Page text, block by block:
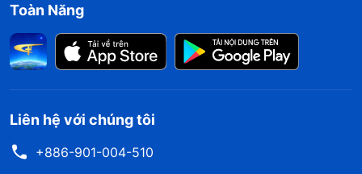
Toàn Năng
Liên hệ với chúng tôi
+886-901-004-510